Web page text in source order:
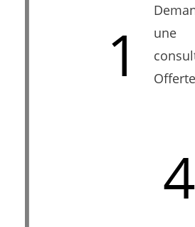
1
une
Offerte
4